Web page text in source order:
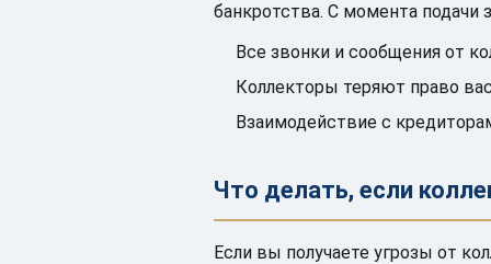
банкротства. С момента
Все звонки и сообщения от
Коллекторы теряют право
Взаимодействие с
Что делать, если
Если вы получаете угрозы от